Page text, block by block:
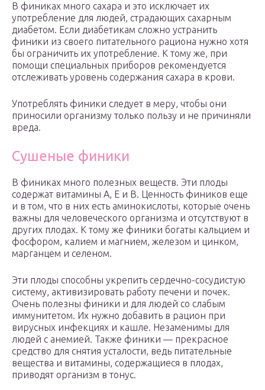
В финиках много сахара и это исключает их
употребление для людей, страдающих сахарным
диабетом. Если диабетикам сложно устранить
финики из своего питательного рациона нужно хотя
бы ограничить их употребление. К тому же, при
помощи специальных приборов рекомендуется
отслеживать уровень содержания сахара в крови.
Употреблять финики следует в меру, чтобы они
приносили организму только пользу и не причиняли
вреда.
Сушеные финики
В финиках много полезных веществ. Эти плоды
содержат витамины А, Е и В. Ценность фиников еще
и в том, что в них есть аминокислоты, которые очень
важны для человеческого организма и отсутствуют в
других плодах. К тому же финики богаты кальцием и
фосфором, калием и магнием, железом и цинком,
марганцем и селеном.
Эти плоды способны укрепить сердечно-сосудистую
систему, активизировать работу печени и почек.
Очень полезны финики и для людей со слабым
иммунитетом. Их нужно добавить в рацион при
вирусных инфекциях и кашле. Незаменимы для
людей с анемией. Также финики — прекрасное
средство для снятия усталости, ведь питательные
вещества и витамины, содержащиеся в плодах,
приводят организм в тонус.